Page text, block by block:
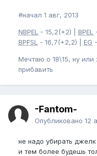
#начал 1 авг, 2013
NBPEL - 15,2(+2) | BPEL
BPFSL
- 16,7(+2,2) | EG
Мечтаю о 18\15, ну или
прибавить
-Fantom-
Опубликовано 12
не надо убирать
и тем более будешь